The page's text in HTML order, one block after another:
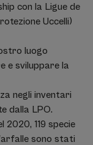
con la Ligue de
Uccelli)
luogo
e sviluppare la
negli inventari
dalla LPO.
2020, 119 specie
sono stati